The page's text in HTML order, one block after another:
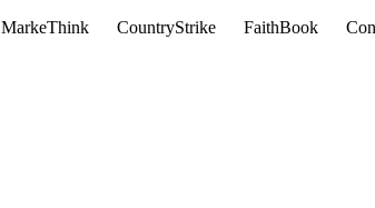
MarkeThink CountryStrike FaithBook